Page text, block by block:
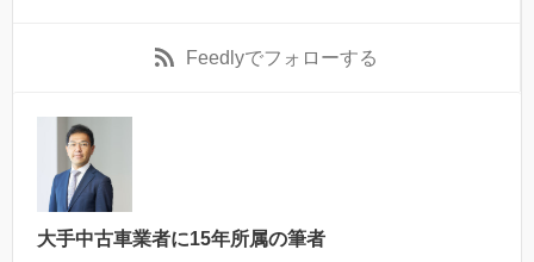
Feedlyでフォローする
大手中古車業者に15年所属の筆者